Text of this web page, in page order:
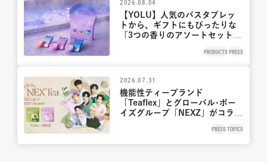
ぎ、乾燥しがちな敏感肌をケア
2026.08.04
【YOLU】人気のバスタブレッ
トから、ギフトにもぴったりな
「3つの香りのアソートセット」
PRODUCTS PRESS
2026.07.31
機能性ティーブランド
「Teaflex」とグローバル･ボー
イズグループ「NEXZ」がコラ
イムを過ごすようなオリジナル
ムービーを公開 フォトカード
PRESS TOPICS